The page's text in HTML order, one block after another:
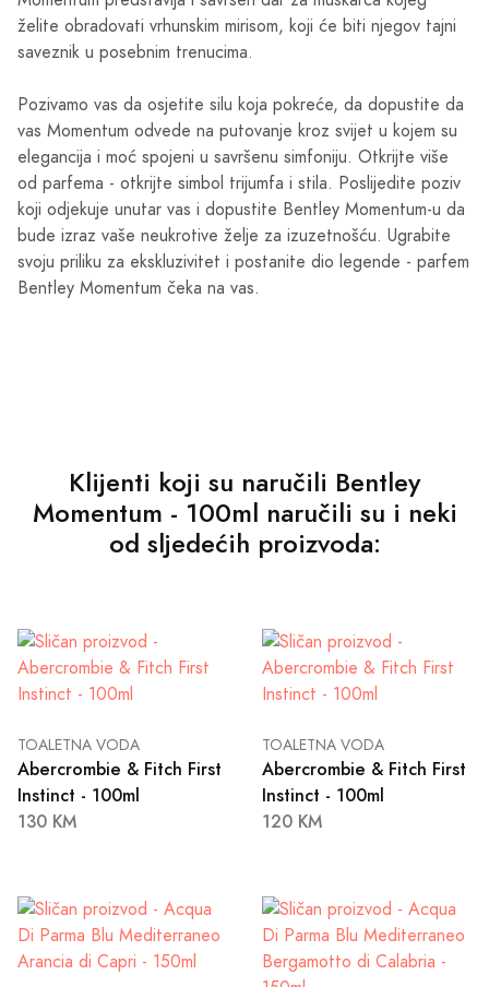
želite obradovati vrhunskim mirisom, koji će biti njegov tajni
saveznik u posebnim trenucima.
Pozivamo vas da osjetite silu koja pokreće, da dopustite da
vas Momentum odvede na putovanje kroz svijet u kojem su
elegancija i moć spojeni u savršenu simfoniju. Otkrijte više
od parfema - otkrijte simbol trijumfa i stila. Poslijedite poziv
koji odjekuje unutar vas i dopustite Bentley Momentum-u da
bude izraz vaše neukrotive želje za izuzetnošću. Ugrabite
svoju priliku za ekskluzivitet i postanite dio legende - parfem
Bentley Momentum čeka na vas.
Klijenti koji su naručili Bentley
Momentum - 100ml naručili su i neki
od sljedećih proizvoda:
TOALETNA VODA
Abercrombie & Fitch First
Instinct - 100ml
130 KM
TOALETNA VODA
Abercrombie & Fitch First
Instinct - 100ml
120 KM